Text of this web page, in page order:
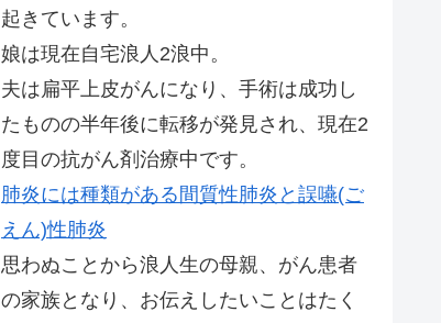
起きています。
娘は現在自宅浪人2浪中。
夫は扁平上皮がんになり、手術は成功し
たものの半年後に転移が発見され、現在2
度目の抗がん剤治療中です。
肺炎には種類がある間質性肺炎と誤嚥(ご
えん)性肺炎
思わぬことから浪人生の母親、がん患者
の家族となり、お伝えしたいことはたく